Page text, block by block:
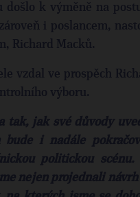
došlo k výměně na
i poslancem,
Richard Macků.
vzdal ve prospěch
výboru.
tak, jak své důvody
bude i nadále
politickou
nejen projednali